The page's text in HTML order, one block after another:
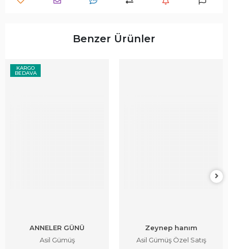
Benzer Ürünler
KARGO
BEDAVA
ANNELER GÜNÜ
Asil Gümüş
Zeynep hanım
Asil Gümüş Özel Satış